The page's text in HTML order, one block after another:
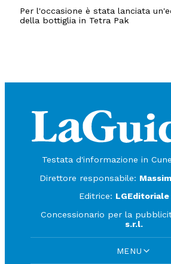
Per l'occasione è stata lanciata
della bottiglia in Tetra Pak
Testata d'informazione in
Direttore responsabile:
Editrice: LGEditoriale
Concessionario per la
s.r.l.
MENU